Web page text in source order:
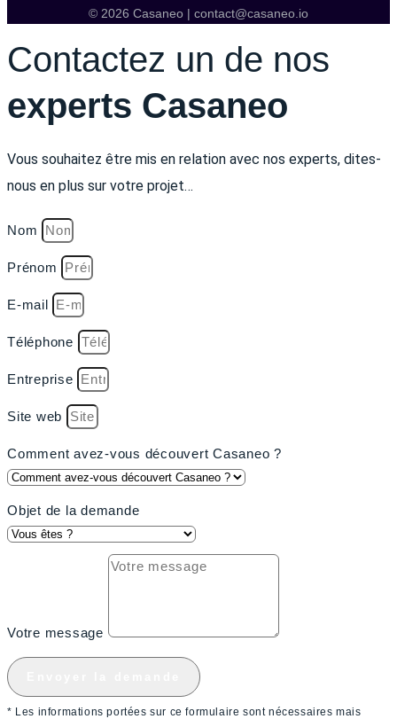
© 2026 Casaneo | contact@casaneo.io
Contactez un de nos
experts Casaneo
Vous souhaitez être mis en relation avec nos experts, dites-
nous en plus sur votre projet…
Nom
Prénom
E-mail
Téléphone
Entreprise
Site web
Comment avez-vous découvert Casaneo ?
Objet de la demande
Votre message
* Les informations portées sur ce formulaire sont nécessaires mais